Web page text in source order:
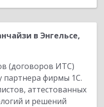
в Энгельсе,
(договоров ИТС)
партнера фирмы 1С.
аттестованных
и решений